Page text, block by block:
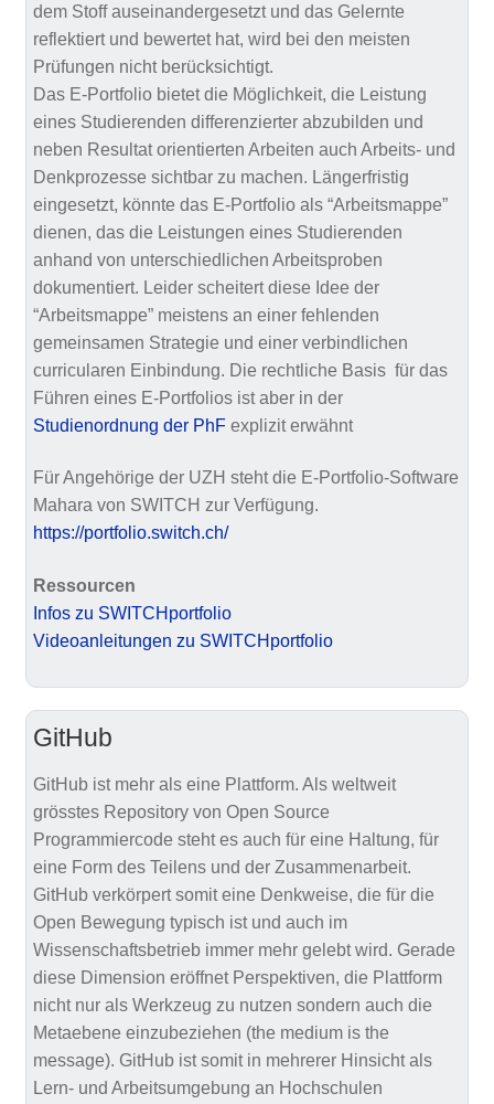
dem Stoff auseinandergesetzt und das Gelernte
reflektiert und bewertet hat, wird bei den meisten
Prüfungen nicht berücksichtigt.
Das E-Portfolio bietet die Möglichkeit, die Leistung
eines Studierenden differenzierter abzubilden und
neben Resultat orientierten Arbeiten auch Arbeits- und
Denkprozesse sichtbar zu machen. Längerfristig
eingesetzt, könnte das E-Portfolio als “Arbeitsmappe”
dienen, das die Leistungen eines Studierenden
anhand von unterschiedlichen Arbeitsproben
dokumentiert. Leider scheitert diese Idee der
“Arbeitsmappe” meistens an einer fehlenden
gemeinsamen Strategie und einer verbindlichen
curricularen Einbindung. Die rechtliche Basis für das
Führen eines E-Portfolios ist aber in der
Studienordnung der PhFexplizit erwähnt
Für Angehörige der UZH steht die E-Portfolio-Software
Mahara von SWITCH zur Verfügung.
https://portfolio.switch.ch/
Ressourcen
Infos zu SWITCHportfolio
Videoanleitungen zu SWITCHportfolio
GitHub
GitHub ist mehr als eine Plattform. Als weltweit
grösstes Repository von Open Source
Programmiercode steht es auch für eine Haltung, für
eine Form des Teilens und der Zusammenarbeit.
GitHub verkörpert somit eine Denkweise, die für die
Open Bewegung typisch ist und auch im
Wissenschaftsbetrieb immer mehr gelebt wird. Gerade
diese Dimension eröffnet Perspektiven, die Plattform
nicht nur als Werkzeug zu nutzen sondern auch die
Metaebene einzubeziehen (the medium is the
message). GitHub ist somit in mehrerer Hinsicht als
Lern- und Arbeitsumgebung an Hochschulen